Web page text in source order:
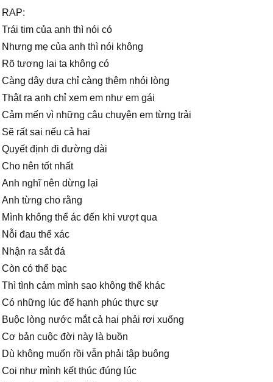
RAP:
Trái tim của anh thì nói có
Nhưng mẹ của anh thì nói không
Rõ tương lai ta không có
Càng dây dưa chỉ càng thêm nhói lòng
Thật ra anh chỉ xem em như em gái
Cảm mến vì những câu chuyện em từng trải
Sẽ rất sai nếu cả hai
Quyết định đi đường dài
Cho nên tốt nhất
Anh nghĩ nên dừng lại
Anh từng cho rằng
Mình không thể ác đến khi vượt qua
Nỗi đau thể xác
Nhận ra sắt đá
Còn có thể bạc
Thì tình cảm mình sao không thể khác
Có những lúc để hạnh phúc thực sự
Buộc lòng nước mắt cả hai phải rơi xuống
Cơ bản cuộc đời này là buồn
Dù không muốn rồi vẫn phải tập buông
Coi như mình kết thúc đúng lúc